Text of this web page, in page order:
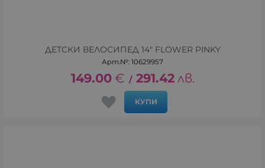
ДЕТСКИ ВЕЛОСИПЕД 14" FLOWER PINKY
Арт.№: 10629957
149.00 € / 291.42 лв.
КУПИ